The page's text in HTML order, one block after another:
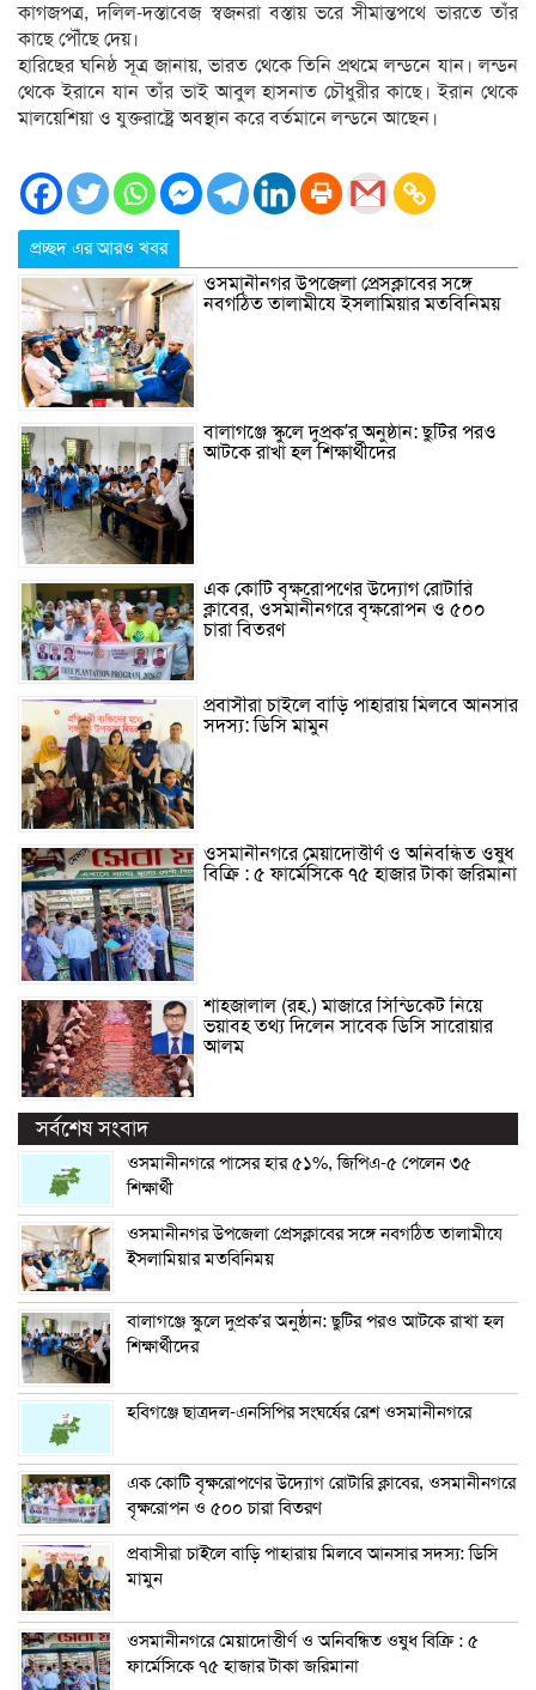
কাগজপত্র, দলিল-দস্তাবেজ স্বজনরা বস্তায় ভরে সীমান্তপথে ভারতে তাঁর
কাছে পৌঁছে দেয়।
হারিছের ঘনিষ্ঠ সূত্র জানায়, ভারত থেকে তিনি প্রথমে লন্ডনে যান। লন্ডন
থেকে ইরানে যান তাঁর ভাই আবুল হাসনাত চৌধুরীর কাছে। ইরান থেকে
মালয়েশিয়া ও যুক্তরাষ্ট্রে অবস্থান করে বর্তমানে লন্ডনে আছেন।
প্রচ্ছদ এর আরও খবর
ওসমানীনগর উপজেলা প্রেসক্লাবের সঙ্গে
নবগঠিত তালামীযে ইসলামিয়ার মতবিনিময়
বালাগঞ্জে স্কুলে দুপ্রক’র অনুষ্ঠান: ছুটির পরও
আটকে রাখা হল শিক্ষার্থীদের
এক কোটি বৃক্ষরোপণের উদ্যোগ রোটারি
ক্লাবের, ওসমানীনগরে বৃক্ষরোপন ও ৫০০
চারা বিতরণ
প্রবাসীরা চাইলে বাড়ি পাহারায় মিলবে আনসার
সদস্য: ডিসি মামুন
ওসমানীনগরে মেয়াদোত্তীর্ণ ও অনিবন্ধিত ওষুধ
বিক্রি : ৫ ফার্মেসিকে ৭৫ হাজার টাকা জরিমানা
শাহজালাল (রহ.) মাজারে সিন্ডিকেট নিয়ে
ভয়াবহ তথ্য দিলেন সাবেক ডিসি সারোয়ার
আলম
সর্বশেষ সংবাদ
ওসমানীনগরে পাসের হার ৫১%, জিপিএ-৫ পেলেন ৩৫
শিক্ষার্থী
ওসমানীনগর উপজেলা প্রেসক্লাবের সঙ্গে নবগঠিত তালামীযে
ইসলামিয়ার মতবিনিময়
বালাগঞ্জে স্কুলে দুপ্রক’র অনুষ্ঠান: ছুটির পরও আটকে রাখা হল
শিক্ষার্থীদের
হবিগঞ্জে ছাত্রদল-এনসিপির সংঘর্ষের রেশ ওসমানীনগরে
এক কোটি বৃক্ষরোপণের উদ্যোগ রোটারি ক্লাবের, ওসমানীনগরে
বৃক্ষরোপন ও ৫০০ চারা বিতরণ
প্রবাসীরা চাইলে বাড়ি পাহারায় মিলবে আনসার সদস্য: ডিসি
মামুন
ওসমানীনগরে মেয়াদোত্তীর্ণ ও অনিবন্ধিত ওষুধ বিক্রি : ৫
ফার্মেসিকে ৭৫ হাজার টাকা জরিমানা